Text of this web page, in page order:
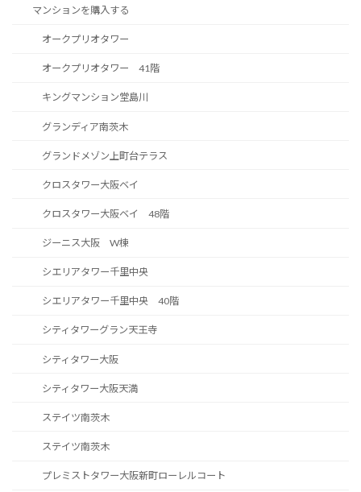
マンションを購入する
オークプリオタワー
オークプリオタワー 41階
キングマンション堂島川
グランディア南茨木
グランドメゾン上町台テラス
クロスタワー大阪ベイ
クロスタワー大阪ベイ 48階
ジーニス大阪 W棟
シエリアタワー千里中央
シエリアタワー千里中央 40階
シティタワーグラン天王寺
シティタワー大阪
シティタワー大阪天満
ステイツ南茨木
ステイツ南茨木
プレミストタワー大阪新町ローレルコート